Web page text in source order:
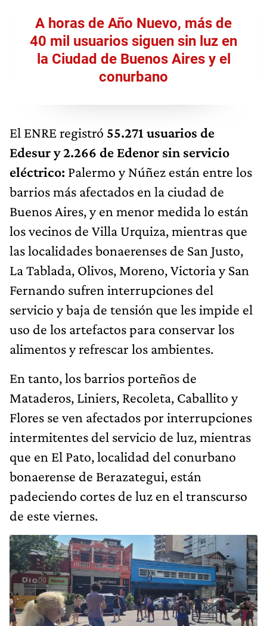
A horas de Año Nuevo, más de
40 mil usuarios siguen sin luz en
la Ciudad de Buenos Aires y el
conurbano
El ENRE registró 55.271 usuarios de
Edesur y 2.266 de Edenor sin servicio
eléctrico: Palermo y Núñez están entre los
barrios más afectados en la ciudad de
Buenos Aires, y en menor medida lo están
los vecinos de Villa Urquiza, mientras que
las localidades bonaerenses de San Justo,
La Tablada, Olivos, Moreno, Victoria y San
Fernando sufren interrupciones del
servicio y baja de tensión que les impide el
uso de los artefactos para conservar los
alimentos y refrescar los ambientes.
En tanto, los barrios porteños de
Mataderos, Liniers, Recoleta, Caballito y
Flores se ven afectados por interrupciones
intermitentes del servicio de luz, mientras
que en El Pato, localidad del conurbano
bonaerense de Berazategui, están
padeciendo cortes de luz en el transcurso
de este viernes.